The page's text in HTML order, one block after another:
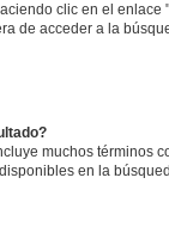
clic en el enlace
de acceder a la
muchos términos
en la